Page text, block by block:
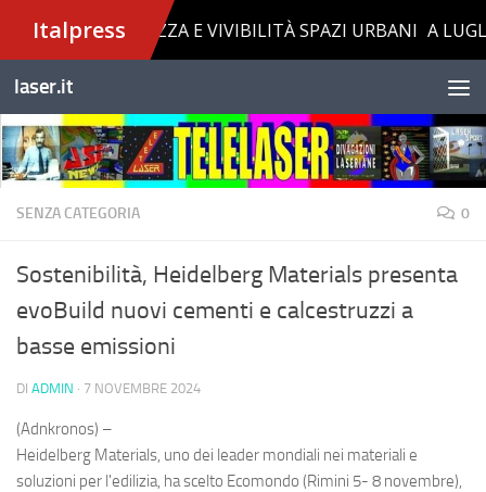
Salta al contenuto
laser.it
SENZA CATEGORIA 0
Sostenibilità, Heidelberg Materials presenta
evoBuild nuovi cementi e calcestruzzi a
basse emissioni
DI ADMIN · 7 NOVEMBRE 2024
(Adnkronos) –
Heidelberg Materials, uno dei leader mondiali nei materiali e
soluzioni per l'edilizia, ha scelto Ecomondo (Rimini 5- 8 novembre),